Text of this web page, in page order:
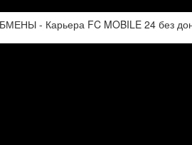
- Карьера FC MOBILE 24 без